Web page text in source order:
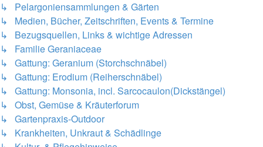
↳ Pelargoniensammlungen & Gärten
↳ Medien, Bücher, Zeitschriften, Events & Termine
↳ Bezugsquellen, Links & wichtige Adressen
↳ Familie Geraniaceae
↳ Gattung: Geranium (Storchschnäbel)
↳ Gattung: Erodium (Reiherschnäbel)
↳ Gattung: Monsonia, incl. Sarcocaulon(Dickstängel)
↳ Obst, Gemüse & Kräuterforum
↳ Gartenpraxis-Outdoor
↳ Krankheiten, Unkraut & Schädlinge